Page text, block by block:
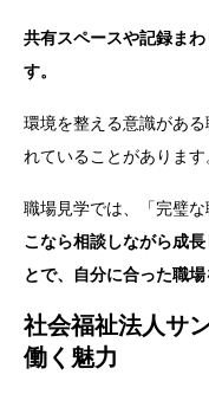
共有スペースや記録ま
す。
環境を整える意識があ
れていることがあります
職場見学では、「完璧な
こなら相談しながら成
とで、自分に合った職
社会福祉法人サ
働く魅力